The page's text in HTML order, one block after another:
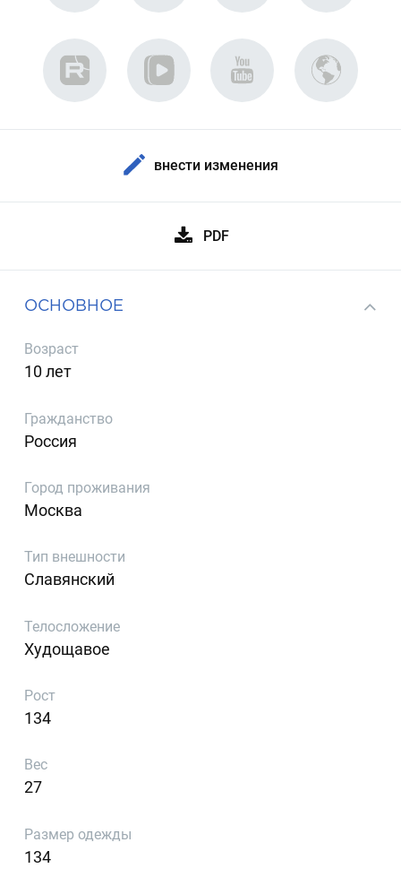
внести изменения
PDF
ОСНОВНОЕ
Возраст
10 лет
Гражданство
Россия
Город проживания
Москва
Тип внешности
Славянский
Телосложение
Худощавое
Рост
134
Вес
27
Размер одежды
134